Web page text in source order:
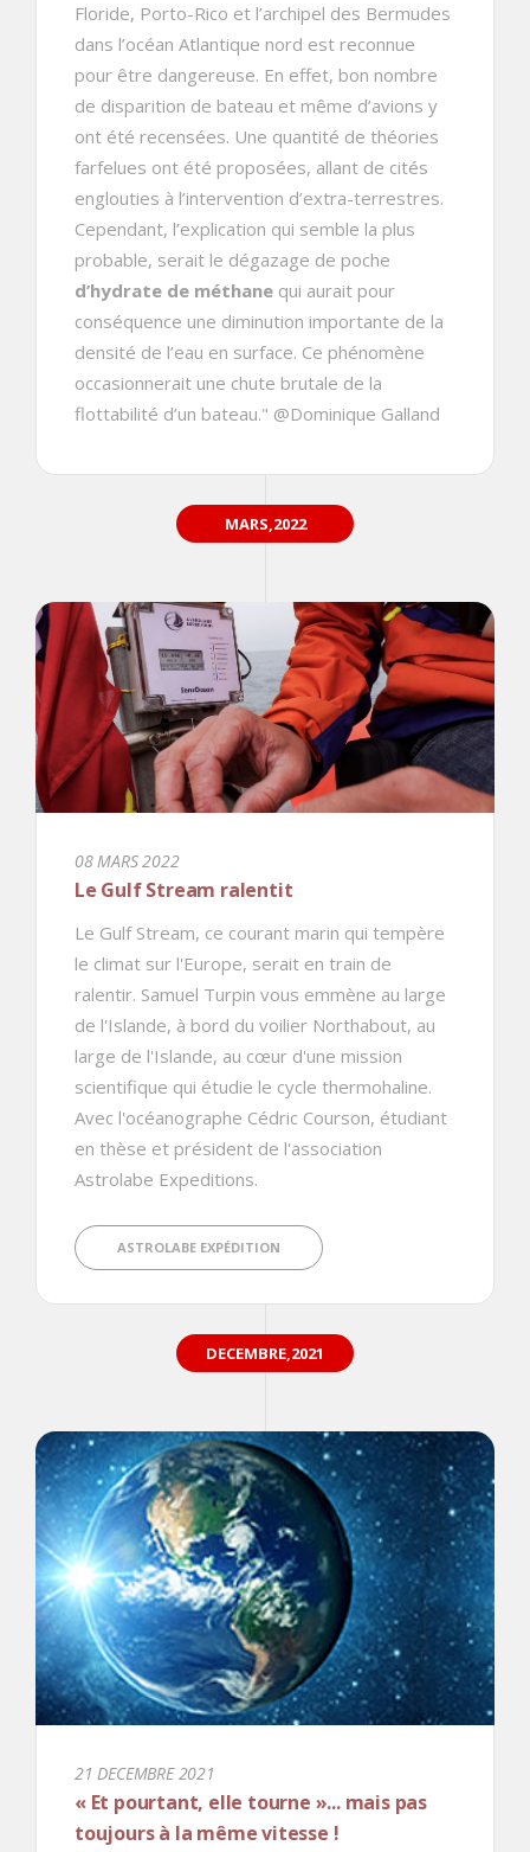
Floride, Porto-Rico et l’archipel des Bermudes
dans l’océan Atlantique nord est reconnue
pour être dangereuse. En effet, bon nombre
de disparition de bateau et même d’avions y
ont été recensées. Une quantité de théories
farfelues ont été proposées, allant de cités
englouties à l’intervention d’extra-terrestres.
Cependant, l’explication qui semble la plus
probable, serait le dégazage de poche
d’hydrate de méthane qui aurait pour
conséquence une diminution importante de la
densité de l’eau en surface. Ce phénomène
occasionnerait une chute brutale de la
flottabilité d’un bateau." @Dominique Galland
MARS,2022
08 MARS 2022
Le Gulf Stream ralentit
Le Gulf Stream, ce courant marin qui tempère
le climat sur l'Europe, serait en train de
ralentir. Samuel Turpin vous emmène au large
de l'Islande, à bord du voilier Northabout, au
large de l'Islande, au cœur d'une mission
scientifique qui étudie le cycle thermohaline.
Avec l'océanographe Cédric Courson, étudiant
en thèse et président de l'association
Astrolabe Expeditions.
ASTROLABE EXPÉDITION
DECEMBRE,2021
21 DECEMBRE 2021
« Et pourtant, elle tourne »... mais pas
toujours à la même vitesse !